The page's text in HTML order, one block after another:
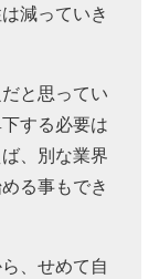
減っていき
と思ってい
する必要は
、別な業界
る事もでき
、せめて自